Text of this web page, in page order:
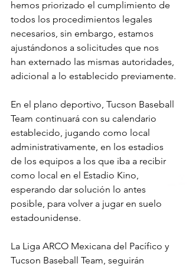
hemos priorizado el cumplimiento de
todos los procedimientos legales
necesarios, sin embargo, estamos
ajustándonos a solicitudes que nos
han externado las mismas autoridades,
adicional a lo establecido previamente.
En el plano deportivo, Tucson Baseball
Team continuará con su calendario
establecido, jugando como local
administrativamente, en los estadios
de los equipos a los que iba a recibir
como local en el Estadio Kino,
esperando dar solución lo antes
posible, para volver a jugar en suelo
estadounidense.
La Liga ARCO Mexicana del Pacífico y
Tucson Baseball Team, seguirán